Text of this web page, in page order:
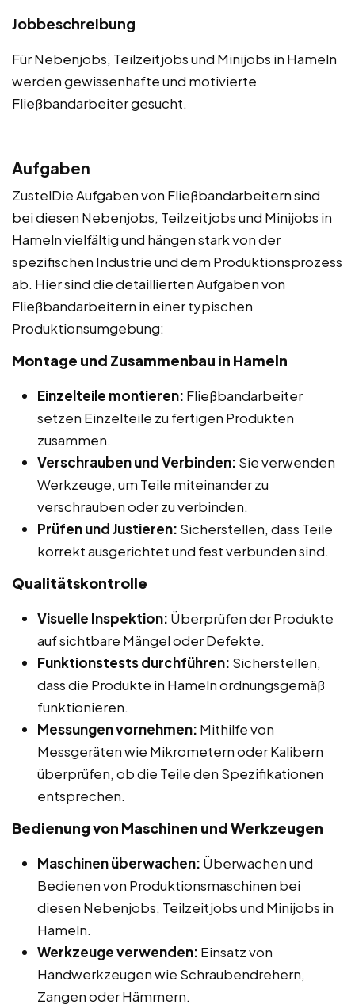
Jobbeschreibung
Für Nebenjobs, Teilzeitjobs und Minijobs in Hameln
werden gewissenhafte und motivierte
Fließbandarbeiter gesucht.
Aufgaben
ZustelDie Aufgaben von Fließbandarbeitern sind
bei diesen Nebenjobs, Teilzeitjobs und Minijobs in
Hameln vielfältig und hängen stark von der
spezifischen Industrie und dem Produktionsprozess
ab. Hier sind die detaillierten Aufgaben von
Fließbandarbeitern in einer typischen
Produktionsumgebung:
Montage und Zusammenbau in Hameln
Einzelteile montieren: Fließbandarbeiter
setzen Einzelteile zu fertigen Produkten
zusammen.
Verschrauben und Verbinden: Sie verwenden
Werkzeuge, um Teile miteinander zu
verschrauben oder zu verbinden.
Prüfen und Justieren: Sicherstellen, dass Teile
korrekt ausgerichtet und fest verbunden sind.
Qualitätskontrolle
Visuelle Inspektion: Überprüfen der Produkte
auf sichtbare Mängel oder Defekte.
Funktionstests durchführen: Sicherstellen,
dass die Produkte in Hameln ordnungsgemäß
funktionieren.
Messungen vornehmen: Mithilfe von
Messgeräten wie Mikrometern oder Kalibern
überprüfen, ob die Teile den Spezifikationen
entsprechen.
Bedienung von Maschinen und Werkzeugen
Maschinen überwachen: Überwachen und
Bedienen von Produktionsmaschinen bei
diesen Nebenjobs, Teilzeitjobs und Minijobs in
Hameln.
Werkzeuge verwenden: Einsatz von
Handwerkzeugen wie Schraubendrehern,
Zangen oder Hämmern.